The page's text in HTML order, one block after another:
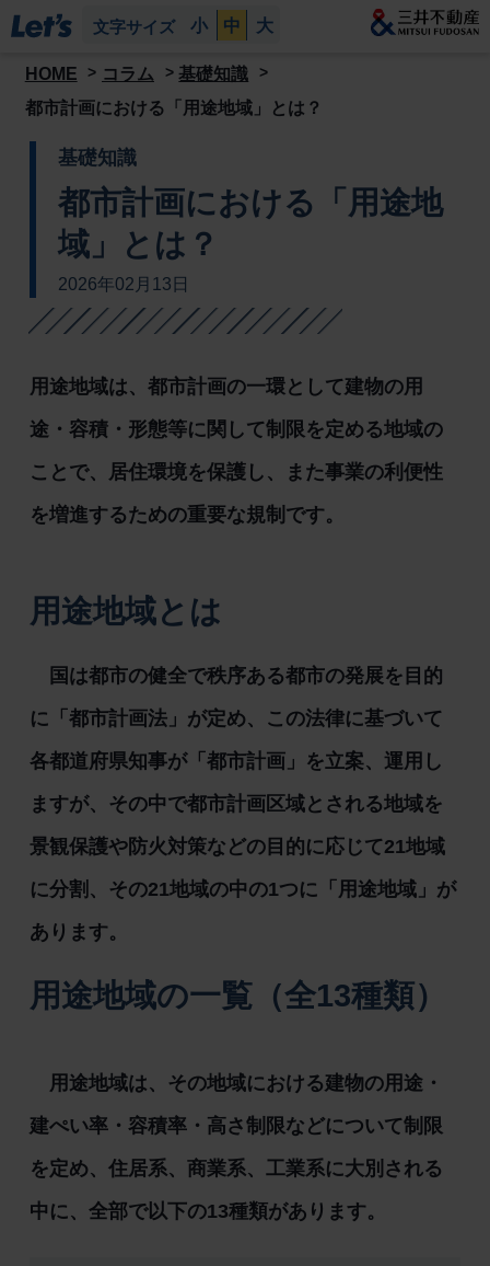
文字サイズ 小 中 大
HOME コラム
基礎知識
都市計画における「用途地域」とは？
基礎知識
都市計画における「用途地
域」とは？
2026年02月13日
用途地域は、都市計画の一環として建物の用
途・容積・形態等に関して制限を定める地域の
ことで、居住環境を保護し、また事業の利便性
を増進するための重要な規制です。
用途地域とは
国は都市の健全で秩序ある都市の発展を目的
に「都市計画法」が定め、この法律に基づいて
各都道府県知事が「都市計画」を立案、運用し
ますが、その中で都市計画区域とされる地域を
景観保護や防火対策などの目的に応じて21地域
に分割、その21地域の中の1つに「用途地域」が
あります。
用途地域の一覧（全13種類）
用途地域は、その地域における建物の用途・
建ぺい率・容積率・高さ制限などについて制限
を定め、住居系、商業系、工業系に大別される
中に、全部で以下の13種類があります。